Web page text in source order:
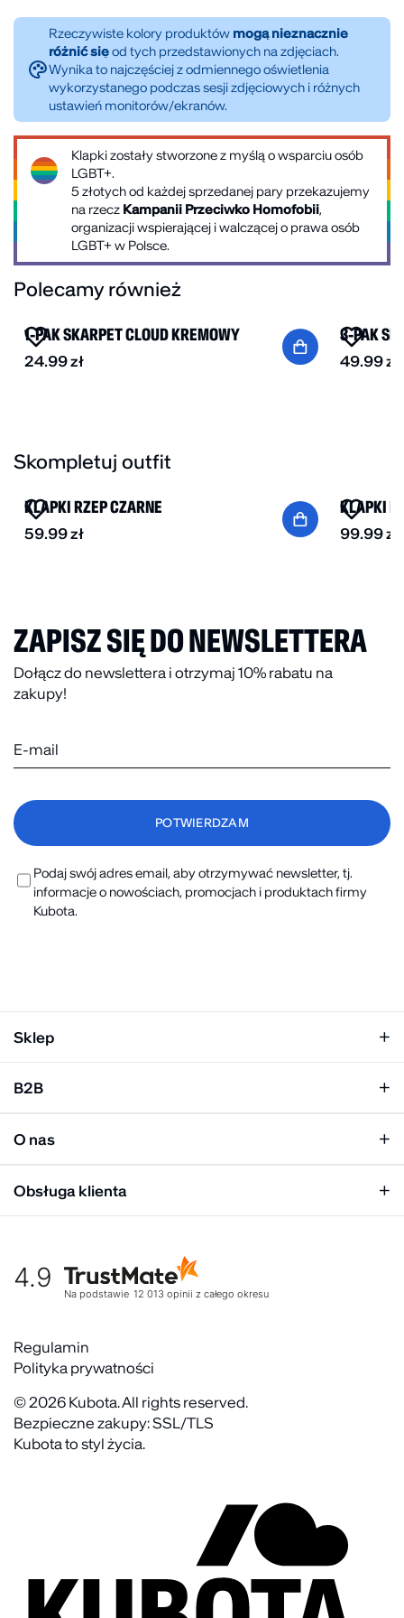
Do czyszczenia cholewki i podeszwy można użyć gąbki
lub ręcznika nasączonych wodą ze środkiem piorącym
– mydłem lub proszkiem. Delikatnie pocierać aż do
czystości. Buty należy suszyć w ciepłym
pomieszczeniu unikając nasłonecznienia.
Rzeczywiste kolory produktów mogą nieznacznie
różnić sięod tych przedstawionych na zdjęciach.
Wynika to najczęściej z odmiennego oświetlenia
wykorzystanego podczas sesji zdjęciowych i różnych
ustawień monitorów/ekranów.
Klapki zostały stworzone z myślą o wsparciu osób
LGBT+.
5 złotych od każdej sprzedanej pary przekazujemy
na rzecz Kampanii Przeciwko Homofobii,
organizacji wspierającej i walczącej o prawa osób
LGBT+ w Polsce.
Polecamy również
BESTSELLER
1-PAK SKARPET CLOUD KREMOWY
24.99zł
3-PAK
49.99zł
Skompletuj outfit
BESTSELLER
KLAPKI RZEP CZARNE
59.99zł
KLAPKI
99.99zł
ZAPISZ SIĘ DO NEWSLETTERA
Dołącz do newslettera i otrzymaj 10% rabatu na
zakupy!
Podaj swój adres email, aby otrzymywać newsletter, tj.
informacje o nowościach, promocjach i produktach firmy
Kubota.
Sklep
Klapki męskie
Mężczyzna
B2B
Panel hurtowy
O nas
Biuro prasowe
Kultura organizacyjna
Rekrutujemy
Obsługa klienta
Warunki dostawy
Zwroty
Gdzie kupić
Kontakt
FAQ
4.9
Na podstawie 12 013 opinii z całego okresu
Regulamin
Polityka prywatności
© 2026 Kubota. All rights reserved.
Bezpieczne zakupy: SSL/TLS
Kubota to styl życia.